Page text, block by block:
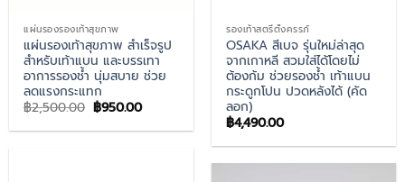
แผ่นรองรองเท้าสุขภาพ
แผ่นรองเท้าสุขภาพ สำเร็จรูป
สำหรับเท้าแบน และบรรเทา
อาการรองช้ำ นุ่มสบาย ช่วย
ลดแรงกระแทก
฿2,500.00 Original
price
was:
฿950.00Current
is:
รองเท้าสตรีตั้งครรภ์
OSAKA สีเบจ รุ่นใหม่ล่าสุด
จากเกาหลี สวมใส่ได้โดยไม่
ต้องก้ม ช่วยรองช้ำ เท้าแบน
กระดูกโปน ปวดหลังได้ (คัด
ลอก)
฿4,490.00